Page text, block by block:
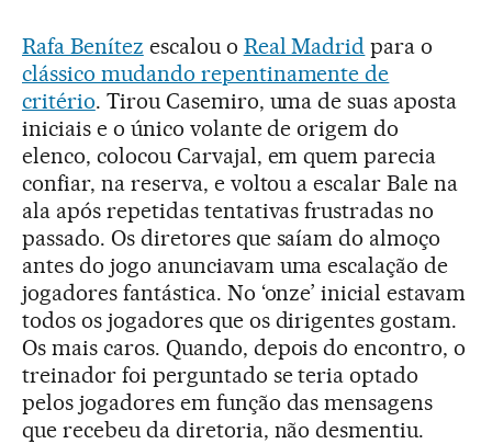
Rafa Benítez escalou o Real Madrid para o
clássico mudando repentinamente de
critério. Tirou Casemiro, uma de suas aposta
iniciais e o único volante de origem do
elenco, colocou Carvajal, em quem parecia
confiar, na reserva, e voltou a escalar Bale na
ala após repetidas tentativas frustradas no
passado. Os diretores que saíam do almoço
antes do jogo anunciavam uma escalação de
jogadores fantástica. No ‘onze’ inicial estavam
todos os jogadores que os dirigentes gostam.
Os mais caros. Quando, depois do encontro, o
treinador foi perguntado se teria optado
pelos jogadores em função das mensagens
que recebeu da diretoria, não desmentiu.